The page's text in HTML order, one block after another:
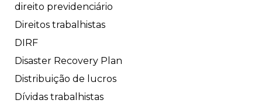
direito previdenciário
Direitos trabalhistas
DIRF
Disaster Recovery Plan
Distribuição de lucros
Dívidas trabalhistas